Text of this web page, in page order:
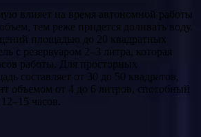
влияет на время автономной работы
тем реже придется доливать воду.
площадью до 20 квадратных
с резервуаром 2–3 литра, которая
работы. Для просторных
составляет от 30 до 50 квадратов,
объемом от 4 до 6 литров, способный
часов.